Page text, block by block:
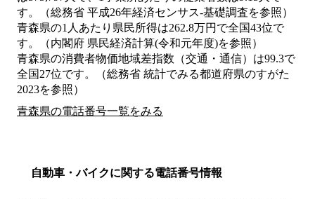
す。（総務省 平成26年経済センサス‐基礎調査を参照）
青森県の1人あたり県民所得は262.8万円で全国43位で
す。（内閣府 県民経済計算(令和元年度)を参照）
青森県の消費者物価地域差指数（交通・通信）は99.3で
全国27位です。（総務省 統計でみる都道府県のすがた
2023を参照）
青森県の電話番号一覧をみる
自動車・バイクに関する電話番号情報